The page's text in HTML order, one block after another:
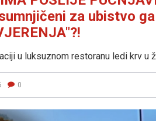
za ubistvo ga
u luksuznom restoranu ledi krv u
0